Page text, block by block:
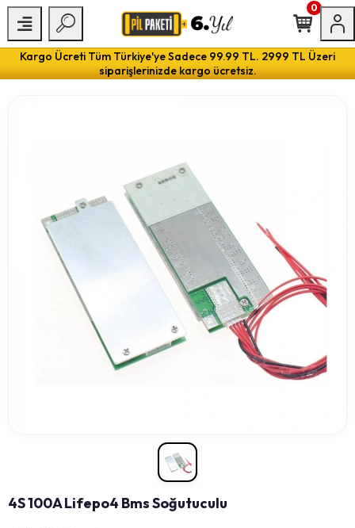
Kargo Ücreti Tüm Türkiye'ye Sadece 99.99 TL. 2999 TL Üzeri
siparişlerinizde kargo ücretsiz.
0
4S 100A Lifepo4 Bms Soğutuculu